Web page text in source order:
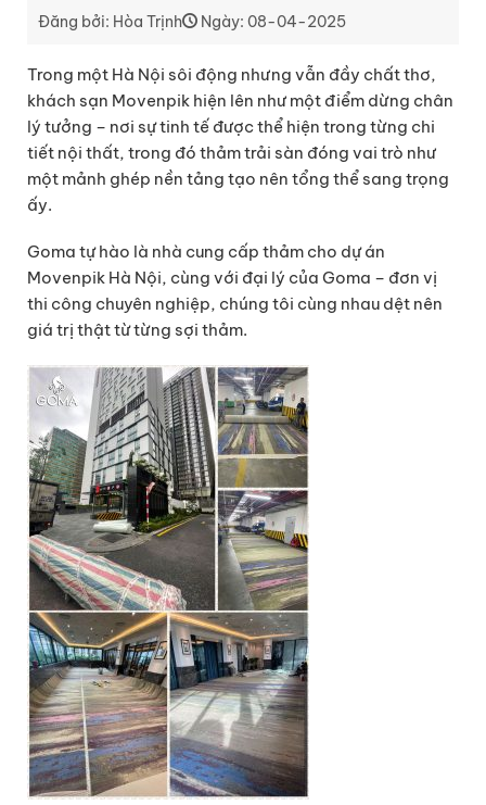
Đăng bởi: Hòa Trịnh Ngày: 08-04-2025
Trong một Hà Nội sôi động nhưng vẫn đầy chất thơ,
khách sạn Movenpik hiện lên như một điểm dừng chân
lý tưởng – nơi sự tinh tế được thể hiện trong từng chi
tiết nội thất, trong đó thảm trải sàn đóng vai trò như
một mảnh ghép nền tảng tạo nên tổng thể sang trọng
ấy.
Goma tự hào là nhà cung cấp thảm cho dự án
Movenpik Hà Nội, cùng với đại lý của Goma – đơn vị
thi công chuyên nghiệp, chúng tôi cùng nhau dệt nên
giá trị thật từ từng sợi thảm.